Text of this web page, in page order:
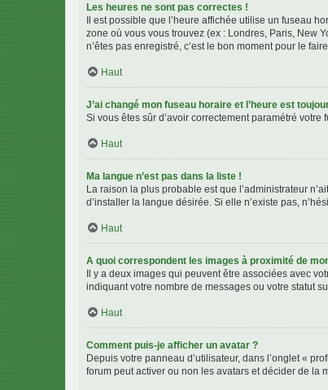
Les heures ne sont pas correctes !
Il est possible que l’heure affichée utilise un fuseau
zone où vous vous trouvez (ex : Londres, Paris, New
n’êtes pas enregistré, c’est le bon moment pour le
Haut
J’ai changé mon fuseau horaire et l’heure est
Si vous êtes sûr d’avoir correctement paramétré
Haut
Ma langue n’est pas dans la liste !
La raison la plus probable est que l’administrateur
d’installer la langue désirée. Si elle n’existe pas,
Haut
A quoi correspondent les images à proximité de
Il y a deux images qui peuvent être associées avec
indiquant votre nombre de messages ou votre statut
Haut
Comment puis-je afficher un avatar ?
Depuis votre panneau d’utilisateur, dans l’onglet «
forum peut activer ou non les avatars et décider de la